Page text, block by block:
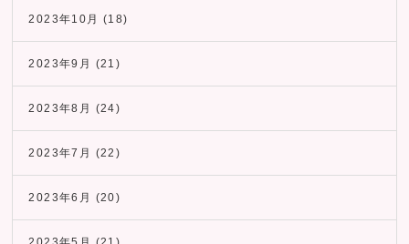
2023年10月 (18)
2023年9月 (21)
2023年8月 (24)
2023年7月 (22)
2023年6月 (20)